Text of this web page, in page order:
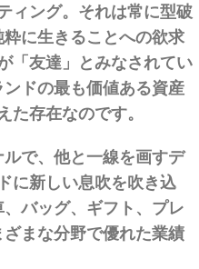
ィング。それは常に型破
に生きることへの欲求
「友達」とみなされてい
ドの最も価値ある資産
存在なのです。
で、他と一線を画すデ
に新しい息吹を吹き込
バッグ、ギフト、プレ
まな分野で優れた業績